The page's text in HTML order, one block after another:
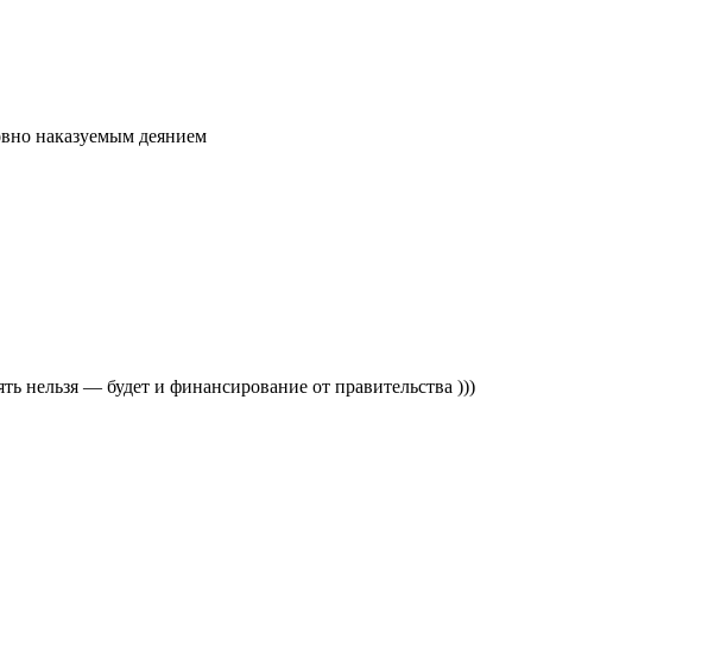
наказуемым деянием
нельзя — будет и финансирование от правительства )))